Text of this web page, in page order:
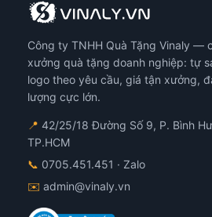
Công ty TNHH Quà Tặng Vinaly —
xưởng quà tặng doanh nghiệp: tự
logo theo yêu cầu, giá tận xưởng,
lượng cực lớn.
📍 42/25/18 Đường Số 9, P. Bình
TP.HCM
📞 0705.451.451 · Zalo
✉️ admin@vinaly.vn